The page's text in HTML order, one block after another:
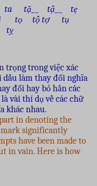
ta tặ__ tậ__ tẹ
tọ tộtợ tụ
tỵ
trọng trong việc xác
dấu làm thay đổi nghĩa
đổi hay bỏ hẳn các
vài thí dụ về các chữ
khác nhau.
in denoting the
mark significantly
have been made to
in vain. Here is how